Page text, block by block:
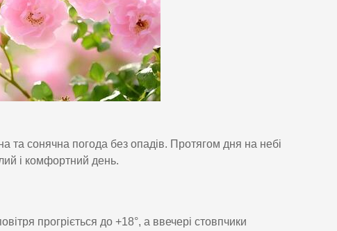
та сонячна погода без опадів. Протягом дня на небі
і комфортний день.
прогріється до +18°, а ввечері стовпчики